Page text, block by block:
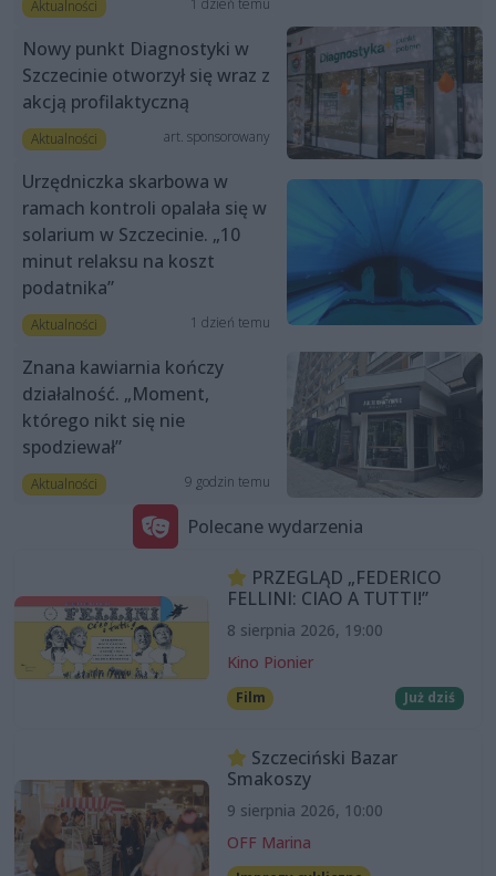
Aktualności
Nowy punkt Diagnostyki w
Szczecinie otworzył się wraz z
akcją profilaktyczną
Aktualności art. sponsorowany
Urzędniczka skarbowa w
ramach kontroli opalała się w
solarium w Szczecinie. „10
minut relaksu na koszt
podatnika”
Aktualności 1 dzień temu
Znana kawiarnia kończy
działalność. „Moment,
którego nikt się nie
spodziewał”
Aktualności 9 godzin temu
Polecane wydarzenia
PRZEGLĄD „FEDERICO
FELLINI: CIAO A TUTTI!”
8 sierpnia 2026, 19:00
Kino Pionier
Film Już dziś
Szczeciński Bazar
Smakoszy
9 sierpnia 2026, 10:00
OFF Marina